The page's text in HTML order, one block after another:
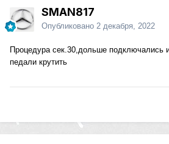
SMAN817
Опубликовано 2 декабря, 2022
Процедура сек.30,дольше подключались
педали крутить